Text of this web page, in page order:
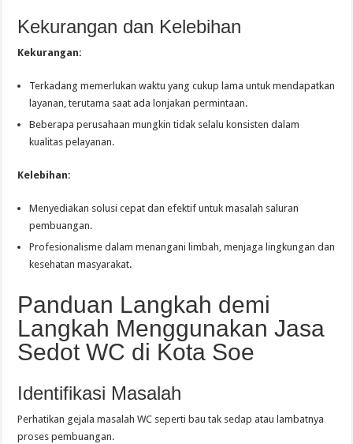
Kekurangan dan Kelebihan
Kekurangan:
Terkadang memerlukan waktu yang cukup lama untuk mendapatkan
layanan, terutama saat ada lonjakan permintaan.
Beberapa perusahaan mungkin tidak selalu konsisten dalam
kualitas pelayanan.
Kelebihan:
Menyediakan solusi cepat dan efektif untuk masalah saluran
pembuangan.
Profesionalisme dalam menangani limbah, menjaga lingkungan dan
kesehatan masyarakat.
Panduan Langkah demi
Langkah Menggunakan Jasa
Sedot WC di Kota Soe
Identifikasi Masalah
Perhatikan gejala masalah WC seperti bau tak sedap atau lambatnya
proses pembuangan.